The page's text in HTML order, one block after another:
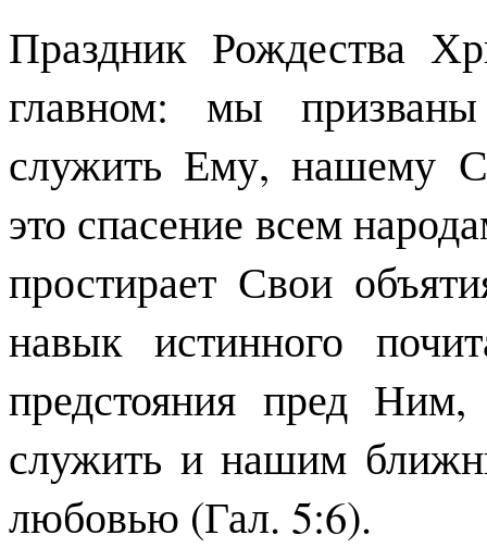
Праздник Рождества
главном: мы
служить Ему, нашему
это спасение всем
простирает Свои
навык истинного
предстояния пред
служить и нашим
любовью (Гал. 5:6).